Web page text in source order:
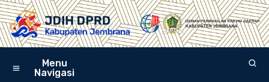
Menu
Navigasi